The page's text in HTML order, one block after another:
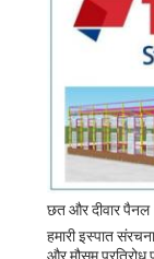
छत और दीवार पैनल
हमारी इस्पात
और मौसम प्रतिरोध